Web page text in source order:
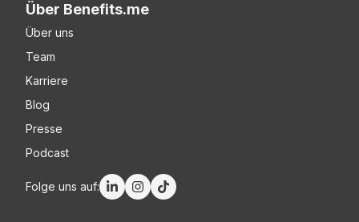
Über Benefits.me
Über uns
Team
Karriere
Blog
Presse
Podcast
Folge uns auf: